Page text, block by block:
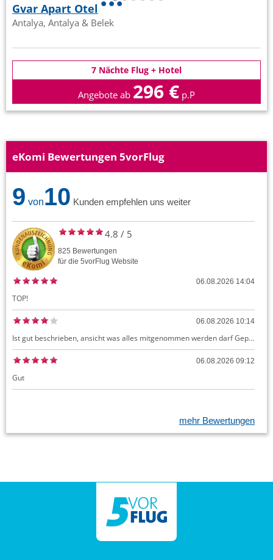
Gvar Apart Otel
Antalya, Antalya & Belek
7 Nächte Flug + Hotel
Angebote ab 296 € p.P
eKomi Bewertungen 5vorFlug
9 von10 Kunden empfehlen uns weiter
4.8 / 5
825 Bewertungen
für die 5vorFlug Website
06.08.2026 14:04
TOP!
06.08.2026 10:14
Ist gut beschrieben, ansicht was alles mitgenommen werden darf Gepäck dürfte auch kostenloses Handgepäck umfassen, ansonsten sehr easy zu machen
06.08.2026 09:12
Gut
mehr Bewertungen